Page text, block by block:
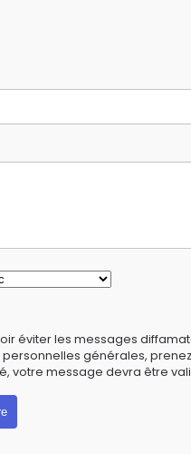
éviter les messages
personnelles générales,
votre message devra être